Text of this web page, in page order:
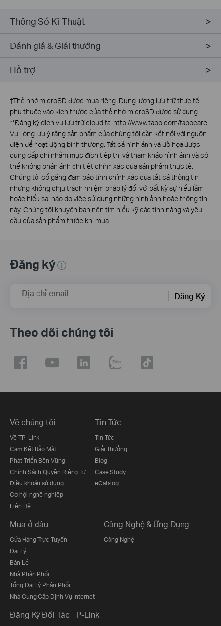
Thông Số Kĩ Thuật
Đánh giá & Giải thưởng
Hỗ trợ
†Thẻ nhớ microSD được mua riêng. Dung lượng lưu trữ thực tế
phụ thuộc vào kích thước của thẻ nhớ microSD được sử dụng.
**Đăng ký dịch vụ lưu trữ cloud tại http://www.tapo.com/tapocare
Vui lòng lưu ý rằng sản phẩm của chúng tôi cần kết nối với nguồn
điện để hoạt động bình thường. Tất cả hình ảnh và đồ họa được
cung cấp chỉ nhằm mục đích tiếp thị và tham khảo hình ảnh và có
thể không phản ánh chi tiết chính xác của sản phẩm thực tế.
Chúng tôi cố gắng đảm bảo tính chính xác của tất cả thông tin
nhưng không chịu trách nhiệm pháp lý đối với bất kỳ sự hiểu lầm
hoặc hiểu sai nào do việc sử dụng những hình ảnh hoặc thông tin
này. Chúng tôi khuyên bạn nên tìm hiểu kỹ các tính năng và yêu
cầu của sản phẩm trước khi mua.
Đăng ký
Địa chỉ email Đăng Ký
Theo dõi chúng tôi
Về chúng tôi
Về TP-Link
Cam Kết Bảo Mật
Phát Triển Bền Vững
Chính Sách Quyền Riêng Tư
Điều khoản sử dụng
Cơ hội nghề nghiệp
Liên Hệ
Tin Tức
Tin Tức
Giải Thưởng
Blog
Case Study
eCatalog
Mua ở đâu
Cửa Hàng Trực Tuyến
Đại Lý
Bán Lẻ
Nhà Phân Phối
Tổng Đại Lý Phân Phối
Nhà Cung Cấp Dịnh Vụ Internet
Công Nghệ & Ứng Dụng
Công Nghệ
Đăng Ký Đối Tác TP-Link